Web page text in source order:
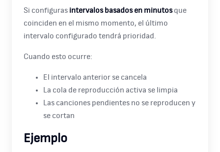
Si configuras intervalos basados en minutosque
coinciden en el mismo momento, el último
intervalo configurado tendrá prioridad.
Cuando esto ocurre:
El intervalo anterior se cancela
La cola de reproducción activa se limpia
Las canciones pendientes no se reproducen y
se cortan
Ejemplo